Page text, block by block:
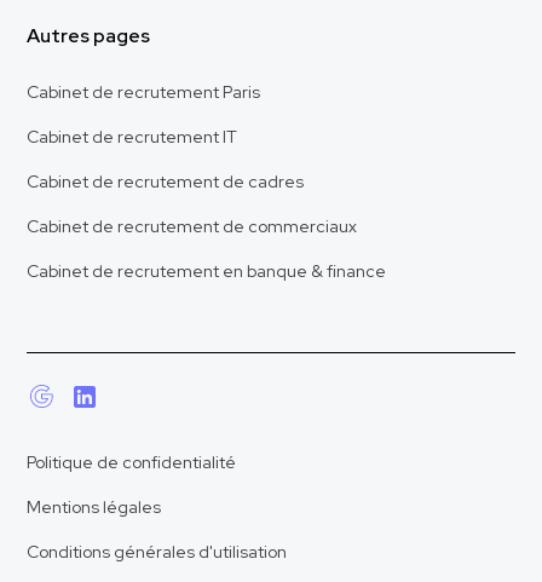
Autres pages
Cabinet de recrutement Paris
Cabinet de recrutement IT
Cabinet de recrutement de cadres
Cabinet de recrutement de commerciaux
Cabinet de recrutement en banque & finance
Politique de confidentialité
Mentions légales
Conditions générales d'utilisation